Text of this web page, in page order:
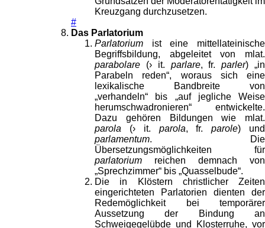
Kreuzgang durchzusetzen.
#
Das Parlatorium
Parlatorium ist eine mittellateinische
Begriffsbildung, abgeleitet von mlat.
parabolare (› it. parlare, fr.parler) „in
Parabeln reden“, woraus sich eine
lexikalische Bandbreite von
„verhandeln“ bis „auf jegliche Weise
herumschwadronieren“ entwickelte.
Dazu gehören Bildungen wie mlat.
parola (› it. parola, fr.parole) und
parlamentum. Die
Übersetzungsmöglichkeiten für
parlatorium reichen demnach von
„Sprechzimmer“ bis „Quasselbude“.
Die in Klöstern christlicher Zeiten
eingerichteten Parlatorien dienten der
Redemöglichkeit bei temporärer
Aussetzung der Bindung an
Schweigegelübde und Klosterruhe, vor